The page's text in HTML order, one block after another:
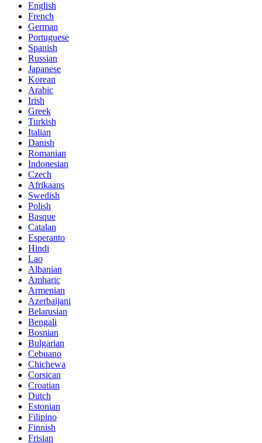
English
French
German
Portuguese
Spanish
Russian
Japanese
Korean
Arabic
Irish
Greek
Turkish
Italian
Danish
Romanian
Indonesian
Czech
Afrikaans
Swedish
Polish
Basque
Catalan
Esperanto
Hindi
Lao
Albanian
Amharic
Armenian
Azerbaijani
Belarusian
Bengali
Bosnian
Bulgarian
Cebuano
Chichewa
Corsican
Croatian
Dutch
Estonian
Filipino
Finnish
Frisian